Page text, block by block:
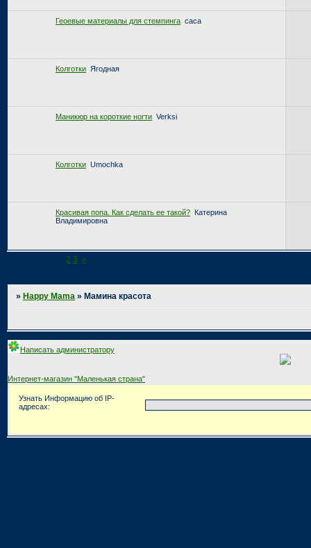
Геоевые материалы для стемпинга caca
Колготки Ягодная
Маникюр на короткие ногти Verksi
Колготки Umochka
Красивая попа. Как сделать ее такой? Катерина
Владимировна
2 3 »
» Happy Mama » Мамина красота
Написать администратору
Интернет-магазин "Маленькая страна"
Узнать Информацию об IP-
адресах: